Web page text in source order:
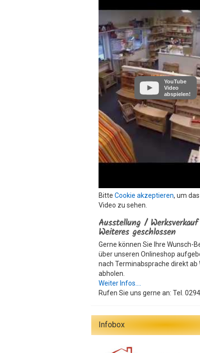
YouTube
Video
abspielen!
Bitte Cookie akzeptieren, um
Video zu sehen.
Ausstellung /
Weiteres geschlossen
Gerne können Sie Ihre Wunsch-
über unseren Onlineshop
nach Terminabsprache direkt ab
abholen.
Weiter Infos....
Rufen Sie uns gerne an: Tel.
Infobox